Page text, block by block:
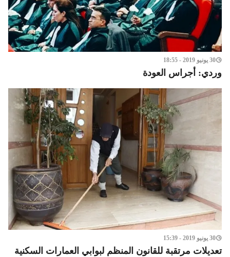
30 يونيو 2019 - 18:55
وردي: أجراس العودة
30 يونيو 2019 - 15:39
تعديلات مرتقبة للقانون المنظم لبوابي العمارات السكنية